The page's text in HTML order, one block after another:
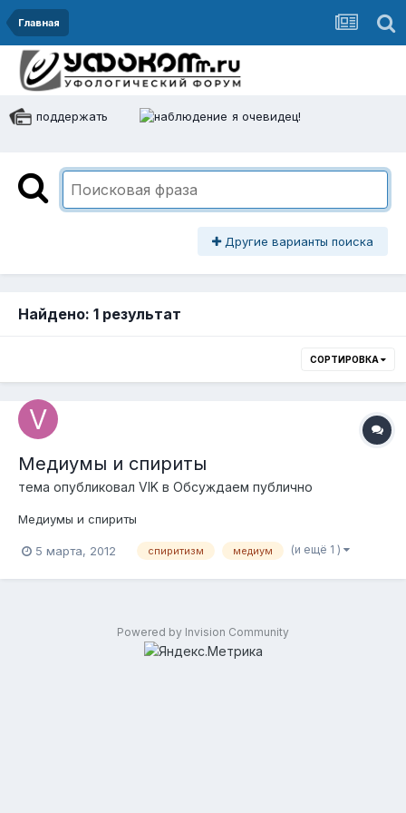
Главная
поддержать я очевидец!
Другие варианты поиска
Найдено: 1 результат
СОРТИРОВКА
Медиумы и спириты
тема опубликовал VIK в Обсуждаем публично
Медиумы и спириты
5 марта, 2012 спиритизм медиум (и ещё 1 )
Powered by Invision Community